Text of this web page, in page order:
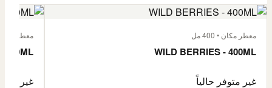
معطر مكان • 400 مل
WILD BERRIES - 400ML
غير متوفر حالياً
معطر مكان •
400ML
غير